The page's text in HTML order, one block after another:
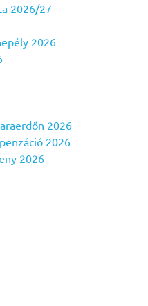
2026/27
2026
2026
2026
2026